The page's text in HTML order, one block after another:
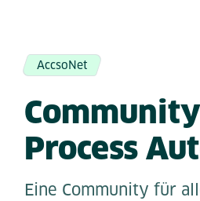
AccsoNet
Process
Eine Community für